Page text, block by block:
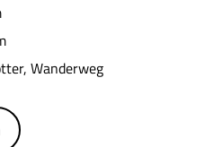
Wanderweg